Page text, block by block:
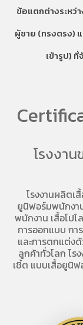
ข้อแตกต่างระหว่
ผู้ชาย (ทรงตรง)
เข้ารูป)
โรงงา
โรงงานผลิตเ
ยูนิฟอร์มพนักงา
พนักงาน เสื้อโป
การออกแบบ กา
และการตกแต่ง
ลูกค้าทั่วโลก โร
เชิ้ต แบบเสื้อยูนิ